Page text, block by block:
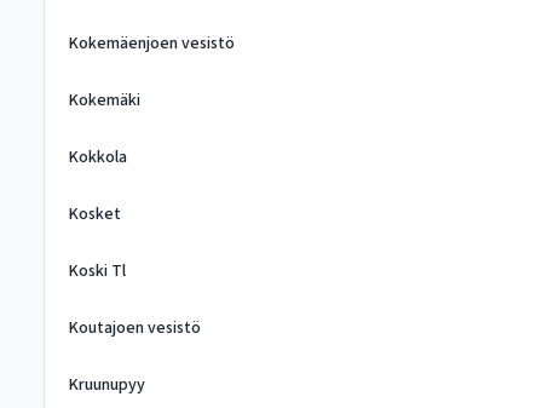
Kokemäenjoen vesistö
Kokemäki
Kokkola
Kosket
Koski Tl
Koutajoen vesistö
Kruunupyy